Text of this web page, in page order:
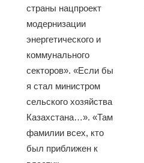
страны нацпроект
модернизации
энергетического и
коммунального
секторов». «Если бы
я стал министром
сельского хозяйства
Казахстана…». «Там
фамилии всех, кто
был приближен к